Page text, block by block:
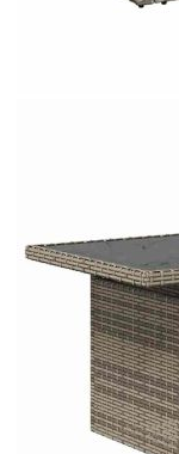
Размери на
Extraction of
Предоставената
Добавете
количката" и
вноски на
Acest tabel are
coșul de
cererii de